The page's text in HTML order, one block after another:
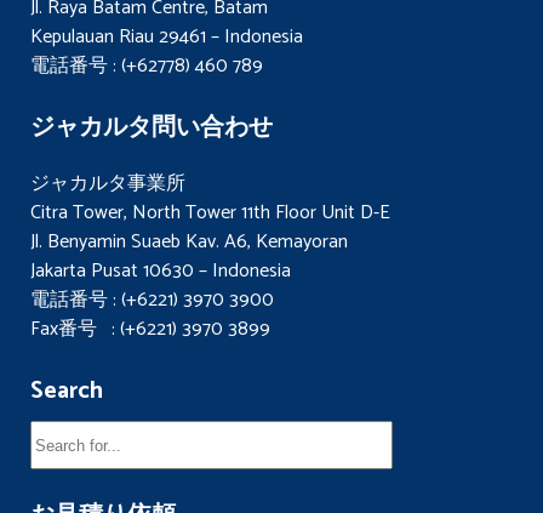
Jl. Raya Batam Centre, Batam
Kepulauan Riau 29461 – Indonesia
電話番号 : (+62778) 460 789
ジャカルタ問い合わせ
ジャカルタ事業所
Citra Tower, North Tower 11th Floor Unit D-E
Jl. Benyamin Suaeb Kav. A6, Kemayoran
Jakarta Pusat 10630 – Indonesia
電話番号 : (+6221) 3970 3900
Fax番号 : (+6221) 3970 3899
Search